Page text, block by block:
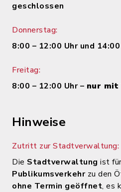
geschlossen
Donnerstag:
8:00 – 12:00 Uhr und
Freitag:
8:00 – 12:00 Uhr – nur mit
Hinweise
Zutritt zur Stadtverwaltung:
Die Stadtverwaltung ist
Publikumsverkehr zu den
ohne Termin geöffnet, es